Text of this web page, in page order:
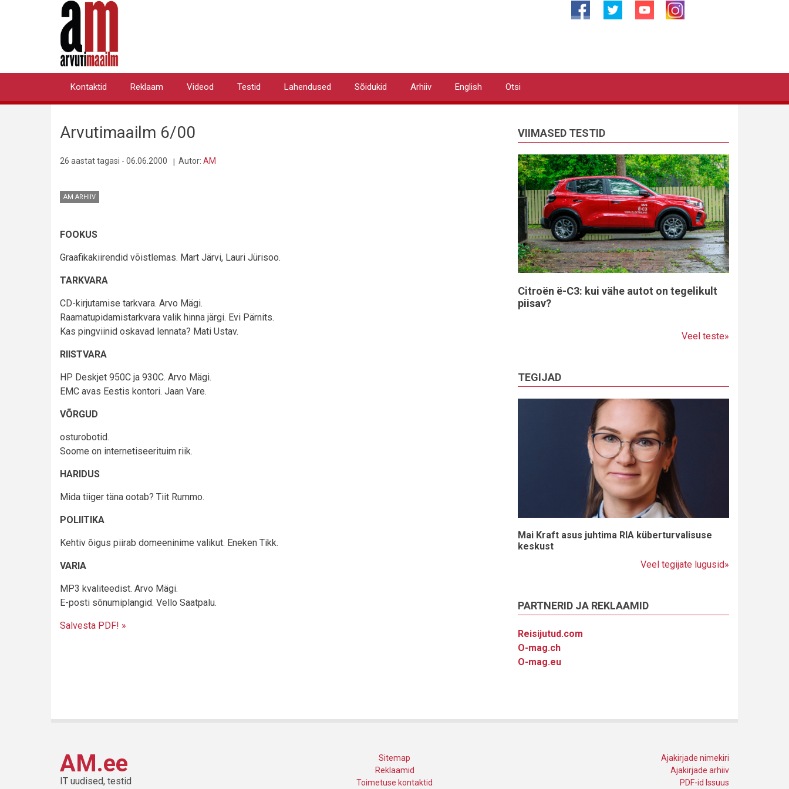
Primary
Kontaktid Reklaam Videod Testid Lahendused Sõidukid Arhiiv English Otsi
Arvutimaailm 6/00
26 aastat tagasi - 06.06.2000 Autor: AM
AM ARHIIV
FOOKUS
Graafikakiirendid võistlemas. Mart Järvi, Lauri Jürisoo.
TARKVARA
CD-kirjutamise tarkvara. Arvo Mägi.
Raamatupidamistarkvara valik hinna järgi. Evi Pärnits.
Kas pingviinid oskavad lennata? Mati Ustav.
RIISTVARA
HP Deskjet 950C ja 930C. Arvo Mägi.
EMC avas Eestis kontori. Jaan Vare.
VÕRGUD
osturobotid.
Soome on internetiseerituim riik.
HARIDUS
Mida tiiger täna ootab? Tiit Rummo.
POLIITIKA
Kehtiv õigus piirab domeeninime valikut. Eneken Tikk.
VARIA
MP3 kvaliteedist. Arvo Mägi.
E-posti sõnumiplangid. Vello Saatpalu.
Salvesta PDF! »
VIIMASED TESTID
Citroën ë-C3: kui vähe autot on tegelikult
piisav?
Veel teste»
TEGIJAD
Mai Kraft asus juhtima RIA küberturvalisuse
keskust
Veel tegijate lugusid»
PARTNERID JA REKLAAMID
Reisijutud.com
O-mag.ch
O-mag.eu
AM.ee
IT uudised, testid
Sitemap
Reklaamid
Toimetuse kontaktid
Ajakirjade nimekiri
Ajakirjade arhiiv
PDF-id Issuus